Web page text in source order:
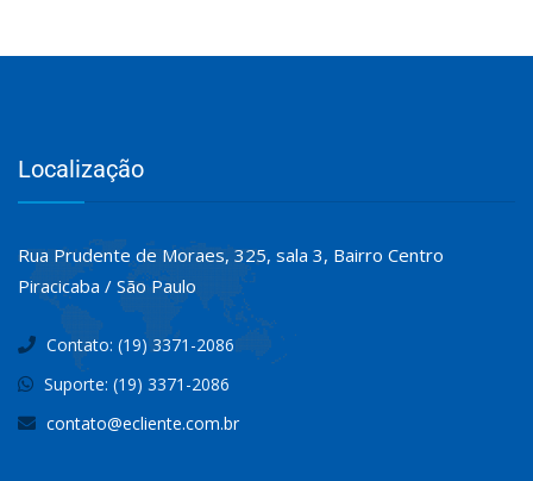
Localização
Rua Prudente de Moraes, 325, sala 3, Bairro Centro
Piracicaba / São Paulo
Contato: (19) 3371-2086
Suporte: (19) 3371-2086
contato@ecliente.com.br